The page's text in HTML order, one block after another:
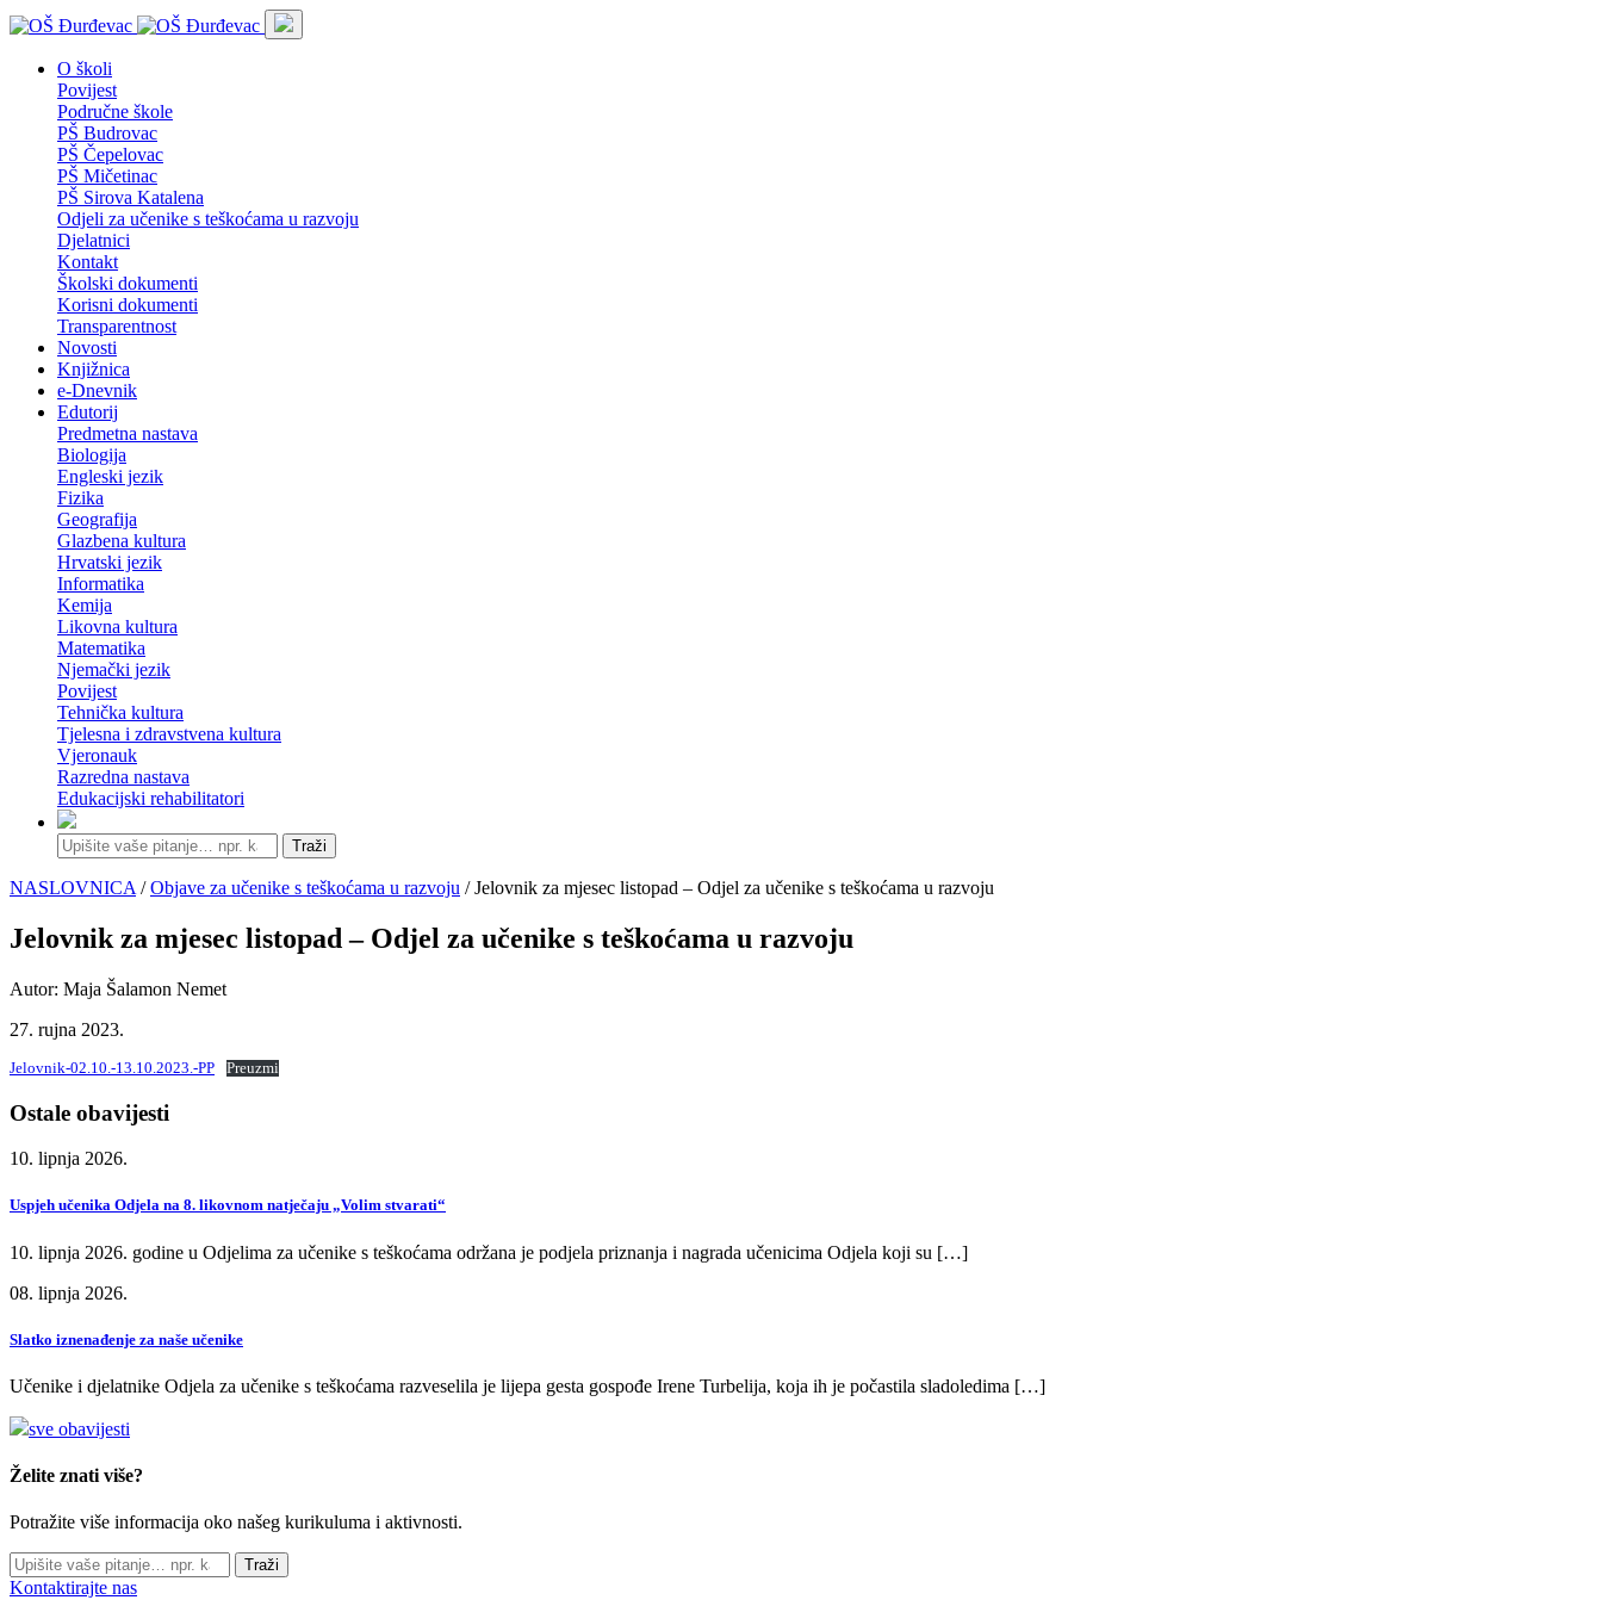
O školi
Povijest
Područne škole
PŠ Budrovac
PŠ Čepelovac
PŠ Mičetinac
PŠ Sirova Katalena
Odjeli za učenike s teškoćama u razvoju
Djelatnici
Kontakt
Školski dokumenti
Korisni dokumenti
Transparentnost
Novosti
Knjižnica
e-Dnevnik
Edutorij
Predmetna nastava
Biologija
Engleski jezik
Fizika
Geografija
Glazbena kultura
Hrvatski jezik
Informatika
Kemija
Likovna kultura
Matematika
Njemački jezik
Povijest
Tehnička kultura
Tjelesna i zdravstvena kultura
Vjeronauk
Razredna nastava
Edukacijski rehabilitatori
Traži
NASLOVNICA /Objave za učenike s teškoćama u razvoju / Jelovnik za mjesec listopad – Odjel za učenike s teškoćama u razvoju
Jelovnik za mjesec listopad – Odjel za učenike s teškoćama u razvoju
Autor: Maja Šalamon Nemet
27. rujna 2023.
Jelovnik-02.10.-13.10.2023.-PP Preuzmi
Ostale obavijesti
10. lipnja 2026.
Uspjeh učenika Odjela na 8. likovnom natječaju „Volim stvarati“
10. lipnja 2026. godine u Odjelima za učenike s teškoćama održana je podjela priznanja i nagrada učenicima Odjela koji su […]
08. lipnja 2026.
Slatko iznenađenje za naše učenike
Učenike i djelatnike Odjela za učenike s teškoćama razveselila je lijepa gesta gospođe Irene Turbelija, koja ih je počastila sladoledima […]
sve obavijesti
Želite znati više?
Potražite više informacija oko našeg kurikuluma i aktivnosti.
Traži
Kontaktirajte nas